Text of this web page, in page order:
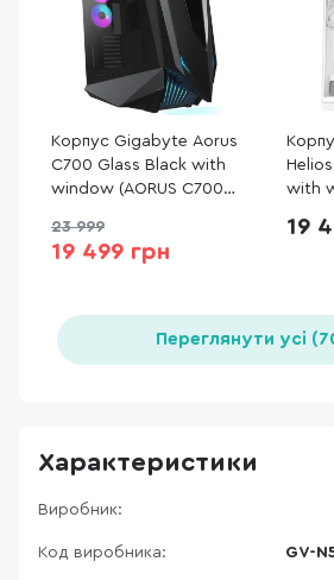
Корпус Gigabyte Aorus
C700 Glass Black with
window (AORUS C700
23 999
19 499 грн
with
19
Переглянути усі
Характеристики
Виробник:
Код виробника: GV-